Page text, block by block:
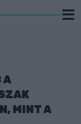
A
MINT A